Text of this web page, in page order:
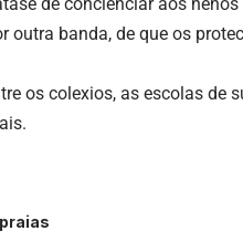
outra banda, de que os
os colexios, as escolas de
praias